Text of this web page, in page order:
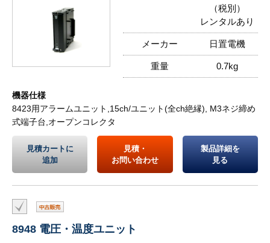
（税別）
レンタルあり
メーカー 日置電機
重量 0.7kg
機器仕様
8423用アラームユニット,15ch/ユニット(全ch絶縁), M3ネジ締め
式端子台,オープンコレクタ
見積カートに
追加
見積・
お問い合わせ
製品詳細を
見る
8948 電圧・温度ユニット